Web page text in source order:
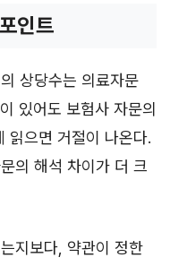
인트
상당수는 의료자문
있어도 보험사 자문의
읽으면 거절이 나온다.
의 해석 차이가 더 크
지보다, 약관이 정한